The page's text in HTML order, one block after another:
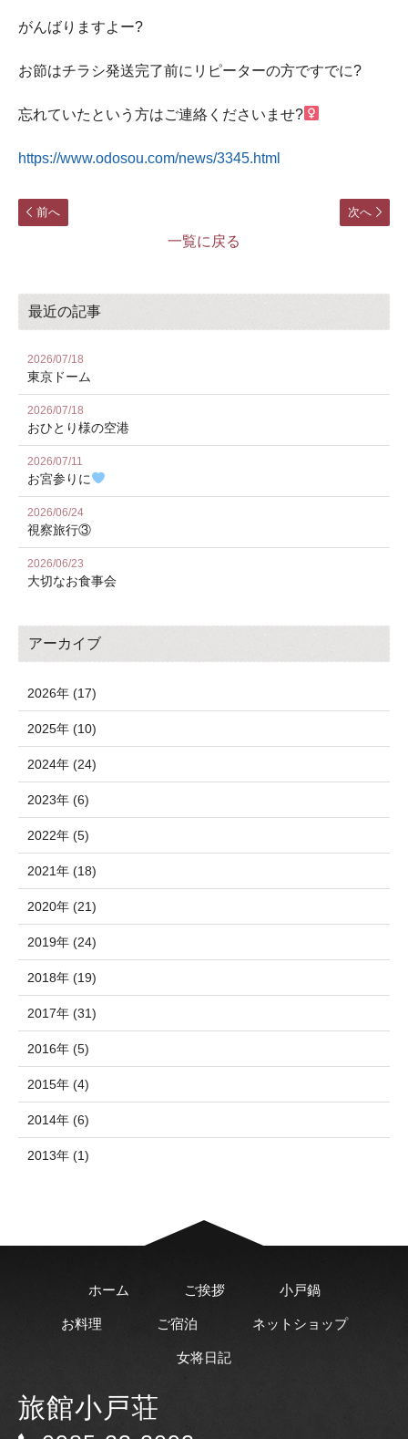
がんばりますよー?
お節はチラシ発送完了前にリピーターの方ですでに?
忘れていたという方はご連絡くださいませ?‍
https://www.odosou.com/news/3345.html
次へ
前へ
一覧に戻る
最近の記事
2026/07/18
東京ドーム
2026/07/18
おひとり様の空港
2026/07/11
お宮参りに
2026/06/24
視察旅行③
2026/06/23
大切なお食事会
アーカイブ
2026年 (17)
2025年 (10)
2024年 (24)
2023年 (6)
2022年 (5)
2021年 (18)
2020年 (21)
2019年 (24)
2018年 (19)
2017年 (31)
2016年 (5)
2015年 (4)
2014年 (6)
2013年 (1)
ホーム ご挨拶 小戸鍋
お料理 ご宿泊 ネットショップ
女将日記
旅館小戸荘